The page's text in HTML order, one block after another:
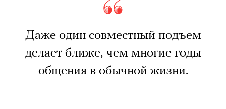
Даже один совместный подъем
делает ближе, чем многие годы
общения в обычной жизни.